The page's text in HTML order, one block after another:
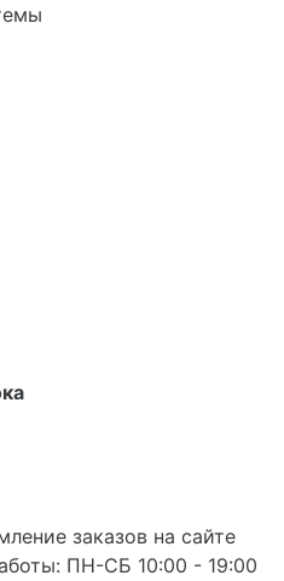
заказов на сайте
ПН-СБ 10:00 - 19:00